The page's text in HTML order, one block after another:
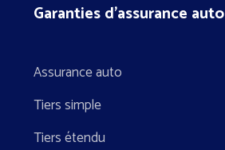
Garanties d’assurance auto
Assurance auto
Tiers simple
Tiers étendu